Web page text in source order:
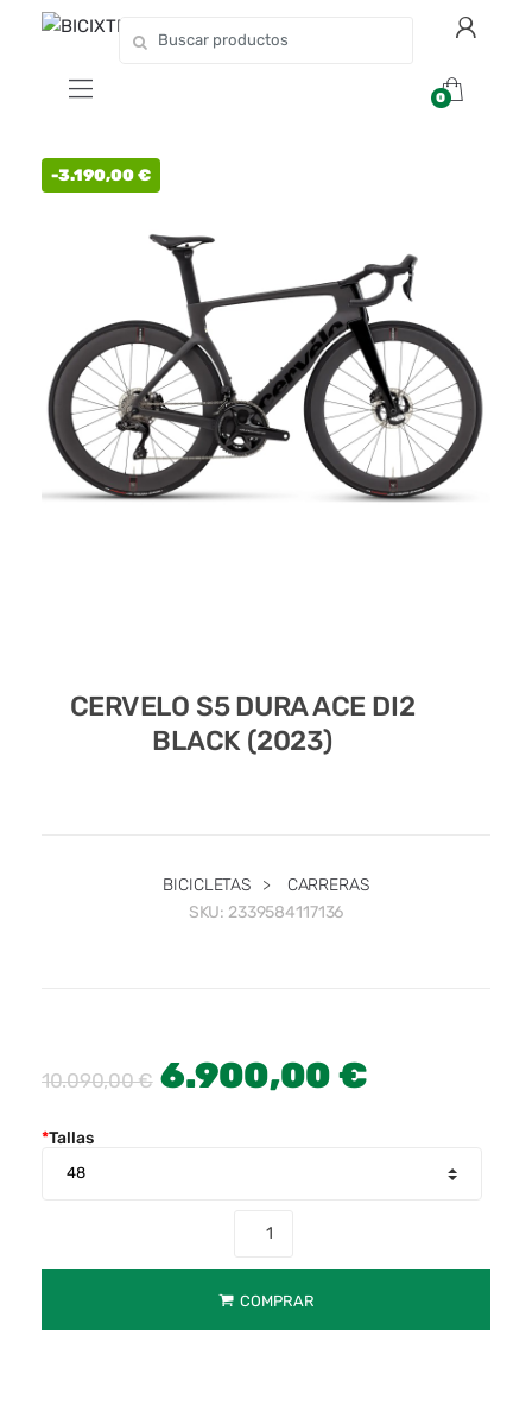
0
-3.190,00€
CERVELO S5 DURA ACE DI2
BLACK (2023)
BICICLETAS >
CARRERAS
SKU: 2339584117136
10.090,00€ 6.900,00€
*Tallas
COMPRAR